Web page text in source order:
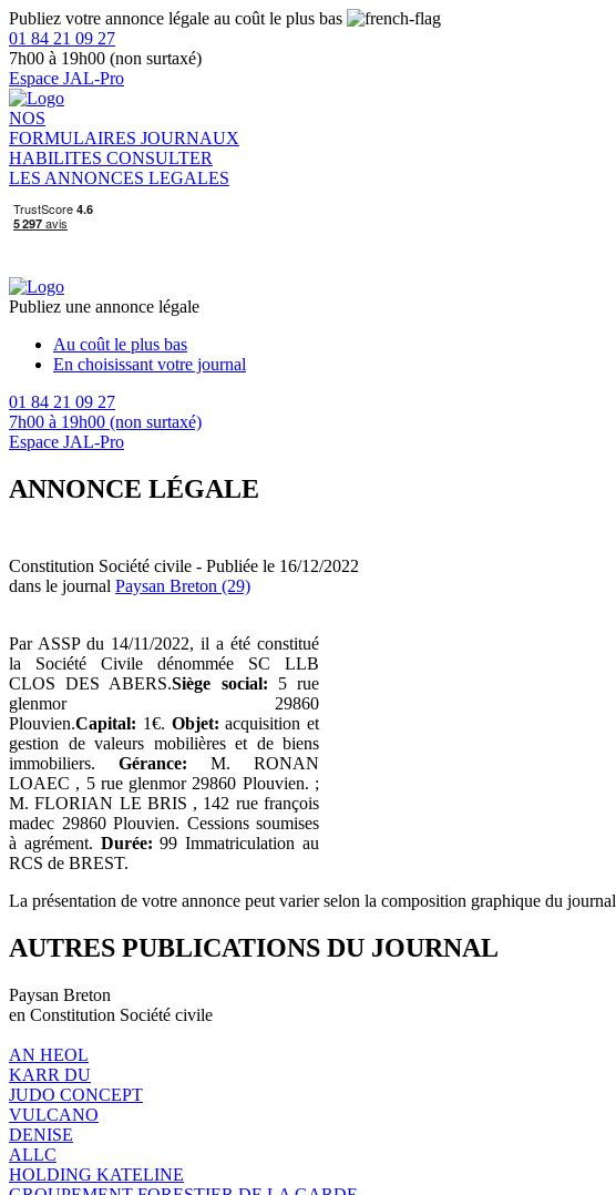
Publiez votre annonce légale au coût le plus bas
01 84 21 09 27
7h00 à 19h00 (non surtaxé)
Espace JAL-Pro
NOS
FORMULAIRES JOURNAUX
HABILITES CONSULTER
LES ANNONCES LEGALES
Publiez une annonce légale
Au coût le plus bas
En choisissant votre journal
01 84 21 09 27
7h00 à 19h00 (non surtaxé)
Espace JAL-Pro
ANNONCE LÉGALE
Constitution Société civile - Publiée le 16/12/2022
dans le journal Paysan Breton (29)
Par ASSP du 14/11/2022, il a été constitué
la Société Civile dénommée SC LLB
CLOS DES ABERS.Siège social: 5 rue
glenmor 29860
Plouvien.Capital: 1€. Objet: acquisition et
gestion de valeurs mobilières et de biens
immobiliers. Gérance: M. RONAN
LOAEC , 5 rue glenmor 29860 Plouvien. ;
M. FLORIAN LE BRIS , 142 rue françois
madec 29860 Plouvien. Cessions soumises
à agrément. Durée: 99 Immatriculation au
RCS de BREST.
La présentation de votre annonce peut varier selon la composition graphique du journal
AUTRES PUBLICATIONS DU JOURNAL
Paysan Breton
en Constitution Société civile
AN HEOL
KARR DU
JUDO CONCEPT
VULCANO
DENISE
ALLC
HOLDING KATELINE